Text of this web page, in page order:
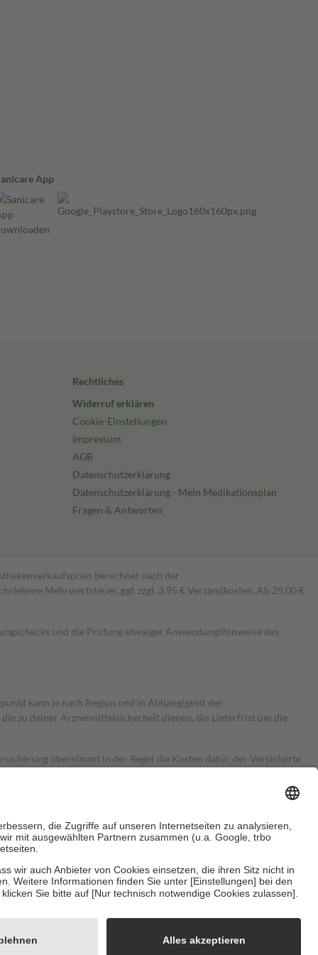
App
Rechtliches
Widerruf erklären
Cookie-Einstellungen
Impressum
AGB
Datenschutzerklärung
Datenschutzerklärung - Mein Medikationsplan
Fragen & Antworten
berechnet nach der
Mehrwertsteuer, ggf. zzgl. 3,95 € Versandkosten. Ab 29,00 €
und die Prüfung etwaiger Anwendungshinweise des
kann je nach Region und in Abhängigkeit der
zu deiner Arzneimittelsicherheit dienen, die Lieferfrist um die
übernimmt in der Regel die Kosten dafür, der Versicherte
Es sind jedoch nie mehr als die tatsächlichen Kosten der Leistung
Zuzahlungen
dass es sich um echte Bewertungen handelt. Mehr